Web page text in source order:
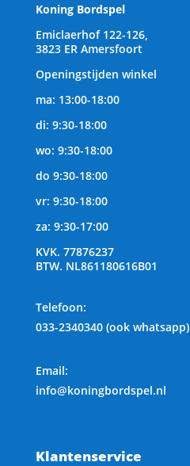
Koning Bordspel
Emiclaerhof 122-126,
3823 ER Amersfoort
Openingstijden winkel
ma: 13:00-18:00
di: 9:30-18:00
wo: 9:30-18:00
do 9:30-18:00
vr: 9:30-18:00
za: 9:30-17:00
KVK. 77876237
BTW. NL861180616B01
Telefoon:
033-2340340 (ook whatsapp)
Email:
info@koningbordspel.nl
Klantenservice